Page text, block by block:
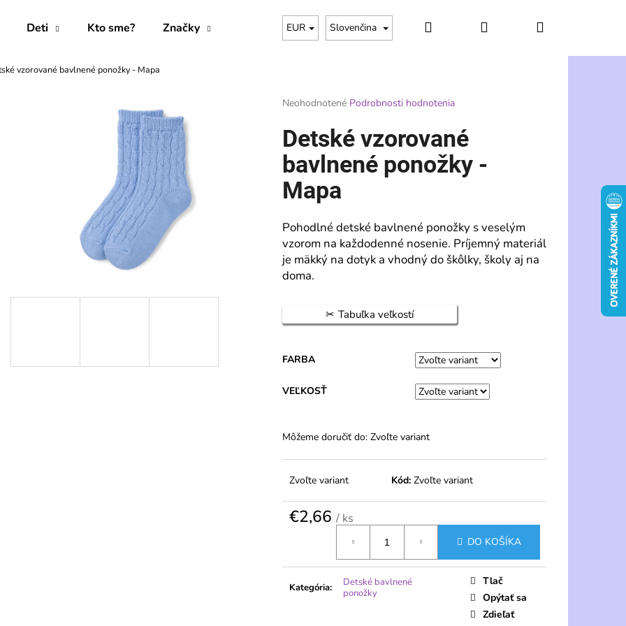
Deti Kto sme? Značky EUR Slovenčina Hľadať PrihlásenieNákupný
vzorované bavlnené ponožky - Mapa
Priemerné
produktu
je
0,0
5
hviezdičiek.
Neohodnotené Podrobnosti hodnotenia
Detské vzorované
bavlnené ponožky -
Mapa
Pohodlné detské bavlnené ponožky s veselým
vzorom na každodenné nosenie. Príjemný materiál
je mäkký na dotyk a vhodný do škôlky, školy aj na
doma.
Tabuľka veľkostí
FARBA
VEĽKOSŤ
Môžeme doručiť do: Zvoľte variant
Zvoľte variant Kód: Zvoľte variant
€2,66 / ks
DO KOŠÍKA
Kategória:
Detské bavlnené
ponožky
Tlač
Opýtať sa
Zdieľať
Čo potrebujete nájsť?
HĽADAŤ
Odporúčame
DÁMSKE JEMNÉ PONOŽKY 20 DEN S
ELASTANOM – 2 PÁRY – PELA